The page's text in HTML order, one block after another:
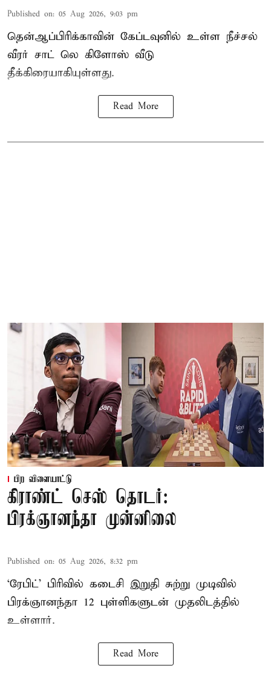
Published on: 05 Aug 2026, 9:03 pm
தென்ஆப்பிரிக்காவின் கேப்டவுனில் உள்ள நீச்சல்
வீரர் சாட் லெ கிளோஸ் வீடு
தீக்கிரையாகியுள்ளது.
Read More
பிற விளையாட்டு
கிராண்ட் செஸ் தொடர்:
பிரக்ஞானந்தா முன்னிலை
Published on: 05 Aug 2026, 8:32 pm
‘ரேபிட்’ பிரிவில் கடைசி இறுதி சுற்று முடிவில்
பிரக்ஞானந்தா 12 புள்ளிகளுடன் முதலிடத்தில்
உள்ளார்.
Read More